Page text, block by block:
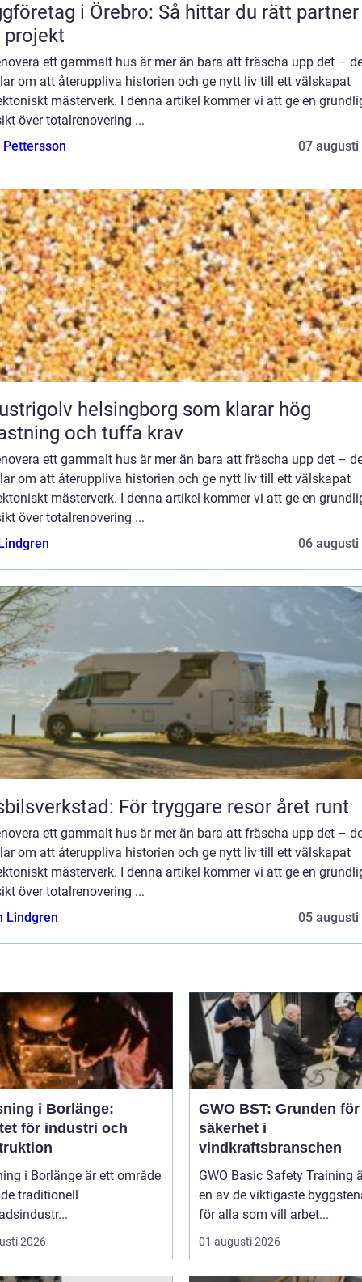
i Örebro: Så hittar du rätt
ett gammalt hus är mer än bara att fräscha upp det –
om att återuppliva historien och ge nytt liv till ett välskapat
mästerverk. I denna artikel kommer vi att ge en
över totalrenovering ...
07 augusti
helsingborg som klarar hög
och tuffa krav
ett gammalt hus är mer än bara att fräscha upp det –
om att återuppliva historien och ge nytt liv till ett välskapat
mästerverk. I denna artikel kommer vi att ge en
över totalrenovering ...
06 augusti
För tryggare resor året runt
ett gammalt hus är mer än bara att fräscha upp det –
om att återuppliva historien och ge nytt liv till ett välskapat
mästerverk. I denna artikel kommer vi att ge en
över totalrenovering ...
Lindgren
05 augusti
i Borlänge:
för industri och
i Borlänge är ett område
traditionell
2026
GWO BST: Grunden för
säkerhet i
vindkraftsbranschen
GWO Basic Safety Training
en av de viktigaste
för alla som vill arbet...
01 augusti 2026